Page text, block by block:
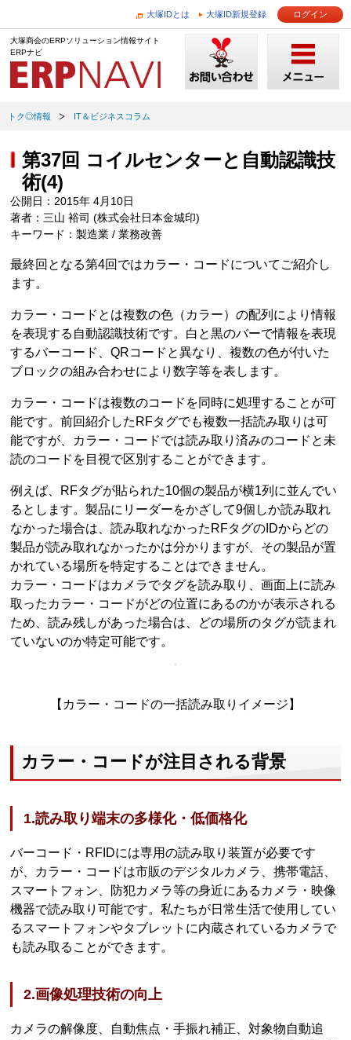
大塚IDとは 大塚ID新規登録 ログイン
大塚商会のERPソリューション情報サイト
ERPナビ
トク◎情報 IT＆ビジネスコラム
第37回 コイルセンターと自動認識技
術(4)
公開日：2015年 4月10日
著者：三山 裕司 (株式会社日本金城印)
キーワード：製造業 / 業務改善
最終回となる第4回ではカラー・コードについてご紹介し
ます。
カラー・コードとは複数の色（カラー）の配列により情報
を表現する自動認識技術です。白と黒のバーで情報を表現
するバーコード、QRコードと異なり、複数の色が付いた
ブロックの組み合わせにより数字等を表します。
カラー・コードは複数のコードを同時に処理することが可
能です。前回紹介したRFタグでも複数一括読み取りは可
能ですが、カラー・コードでは読み取り済みのコードと未
読のコードを目視で区別することができます。
例えば、RFタグが貼られた10個の製品が横1列に並んでい
るとします。製品にリーダーをかざして9個しか読み取れ
なかった場合は、読み取れなかったRFタグのIDからどの
製品が読み取れなかったかは分かりますが、その製品が置
かれている場所を特定することはできません。
カラー・コードはカメラでタグを読み取り、画面上に読み
取ったカラー・コードがどの位置にあるのかが表示される
ため、読み残しがあった場合は、どの場所のタグが読まれ
ていないのか特定可能です。
【カラー・コードの一括読み取りイメージ】
カラー・コードが注目される背景
1.読み取り端末の多様化・低価格化
バーコード・RFIDには専用の読み取り装置が必要です
が、カラー・コードは市販のデジタルカメラ、携帯電話、
スマートフォン、防犯カメラ等の身近にあるカメラ・映像
機器で読み取り可能です。私たちが日常生活で使用してい
るスマートフォンやタブレットに内蔵されているカメラで
も読み取ることができます。
2.画像処理技術の向上
カメラの解像度、自動焦点・手振れ補正、対象物自動追